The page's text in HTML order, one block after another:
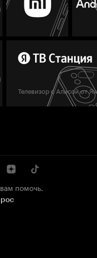
Телевизор с Алисой от
помочь.